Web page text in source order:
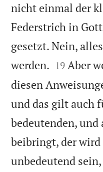
nicht einmal der
Federstrich in
gesetzt. Nein,
werden. 

19 Aber
diesen
und das gilt auch
bedeutenden, und
beibringt, der wird
unbedeutend